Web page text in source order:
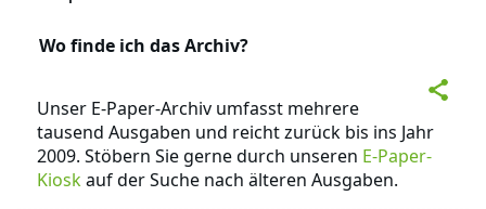
Wo finde ich das Archiv?
Unser E-Paper-Archiv umfasst mehrere
tausend Ausgaben und reicht zurück bis ins Jahr
2009. Stöbern Sie gerne durch unseren E-Paper-
Kioskauf der Suche nach älteren Ausgaben.